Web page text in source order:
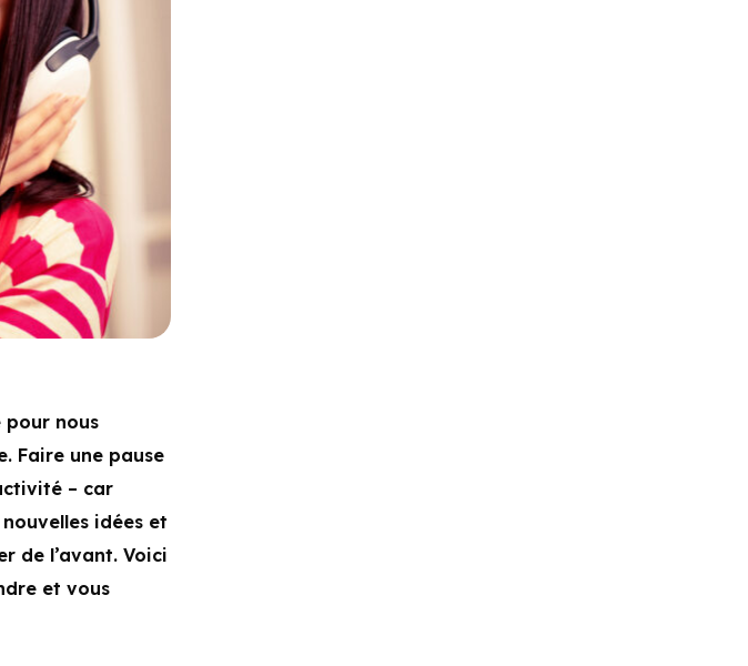
pour nous
Faire une pause
– car
idées et
de l’avant. Voici
et vous